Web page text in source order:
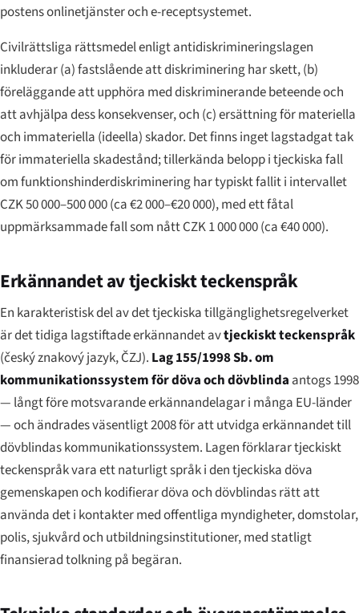
postens onlinetjänster och e-receptsystemet.
Civilrättsliga rättsmedel enligt antidiskrimineringslagen
inkluderar (a) fastslående att diskriminering har skett, (b)
föreläggande att upphöra med diskriminerande beteende och
att avhjälpa dess konsekvenser, och (c) ersättning för materiella
och immateriella (ideella) skador. Det finns inget lagstadgat tak
för immateriella skadestånd; tillerkända belopp i tjeckiska fall
om funktionshinderdiskriminering har typiskt fallit i intervallet
CZK 50 000–500 000 (ca €2 000–€20 000), med ett fåtal
uppmärksammade fall som nått CZK 1 000 000 (ca €40 000).
Erkännandet av tjeckiskt teckenspråk
En karakteristisk del av det tjeckiska tillgänglighetsregelverket
är det tidiga lagstiftade erkännandet avtjeckiskt teckenspråk
(český znakový jazyk, ČZJ). Lag 155/1998 Sb. om
kommunikationssystem för döva och dövblinda antogs 1998
— långt före motsvarande erkännandelagar i många EU-länder
— och ändrades väsentligt 2008 för att utvidga erkännandet till
dövblindas kommunikationssystem. Lagen förklarar tjeckiskt
teckenspråk vara ett naturligt språk i den tjeckiska döva
gemenskapen och kodifierar döva och dövblindas rätt att
använda det i kontakter med offentliga myndigheter, domstolar,
polis, sjukvård och utbildningsinstitutioner, med statligt
finansierad tolkning på begäran.